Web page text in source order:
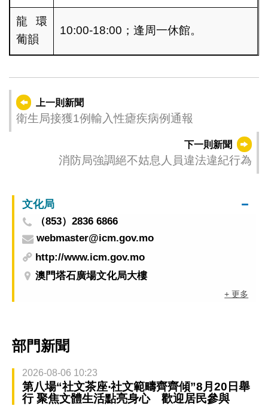
龍環
葡韻
10:00-18:00；逢周一休館。
上一則新聞
衛生局接獲1例輸入性瘧疾病例通報
下一則新聞
消防局強調絕不姑息人員違法違紀行為
文化局
（853）2836 6866
webmaster@icm.gov.mo
http://www.icm.gov.mo
澳門塔石廣場文化局大樓
+ 更多
部門新聞
2026-08-06 10:23
第八場“社文茶座‧社文範疇齊齊傾”8月20日舉
行 聚焦文體生活點亮身心 歡迎居民參與